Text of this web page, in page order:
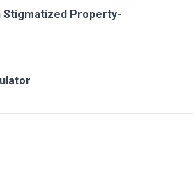
Stigmatized Property-